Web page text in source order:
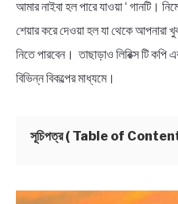
EDUCATIONAL
BENGALI WISHES
আমার নাইবা হল পারে যাওয়া ‘ গানটি।
শেয়ার করে দেওয়া হল যা থেকে আপনারা
নিতে পারবেন। তাছাড়াও লিরিক্স টি কপি
বিভিন্ন বিকল্পের মাধ্যমে।
সূচিপত্র ( Table of